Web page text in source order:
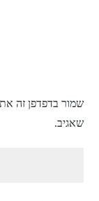
שמור בדפדפן זה
שאגיב.